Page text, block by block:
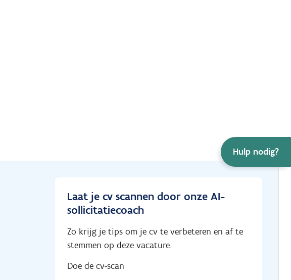
Hulp nodig?
Laat je cv scannen door onze AI-
sollicitatiecoach
Zo krijg je tips om je cv te verbeteren en af te
stemmen op deze vacature.
Doe de cv-scan